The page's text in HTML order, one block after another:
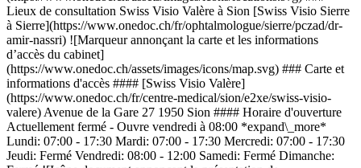
Lieux de consultation Swiss Visio Valère à Sion [Swiss Visio Sierre
à Sierre](https://www.onedoc.ch/fr/ophtalmologue/sierre/pczad/dr-
amir-nassri) ![Marqueur annonçant la carte et les informations
d’accès du cabinet]
(https://www.onedoc.ch/assets/images/icons/map.svg) ### Carte et
informations d'accès #### [Swiss Visio Valère]
(https://www.onedoc.ch/fr/centre-medical/sion/e2xe/swiss-visio-
valere) Avenue de la Gare 27 1950 Sion #### Horaire d'ouverture
Actuellement fermé - Ouvre vendredi à 08:00 *expand\_more*
Lundi: 07:00 - 17:30 Mardi: 07:00 - 17:30 Mercredi: 07:00 - 17:30
Jeudi: Fermé Vendredi: 08:00 - 12:00 Samedi: Fermé Dimanche: